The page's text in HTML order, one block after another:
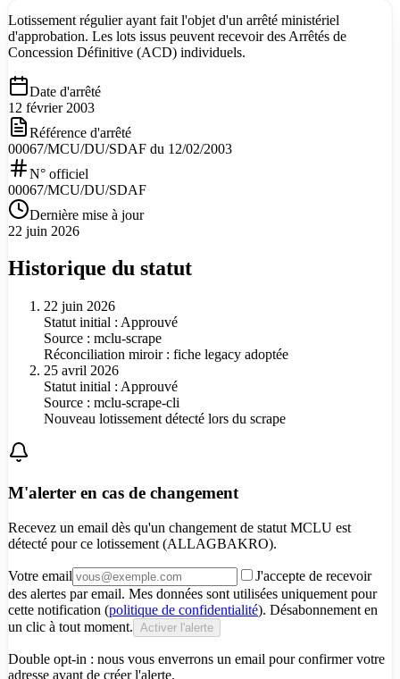
Lotissement régulier ayant fait l'objet d'un arrêté ministériel
d'approbation. Les lots issus peuvent recevoir des Arrêtés de
Concession Définitive (ACD) individuels.
Date d'arrêté
12 février 2003
Référence d'arrêté
00067/MCU/DU/SDAF du 12/02/2003
N° officiel
00067/MCU/DU/SDAF
Dernière mise à jour
22 juin 2026
Historique du statut
22 juin 2026
Statut initial : Approuvé
Source : mclu-scrape
Réconciliation miroir : fiche legacy adoptée
25 avril 2026
Statut initial : Approuvé
Source : mclu-scrape-cli
Nouveau lotissement détecté lors du scrape
M'alerter en cas de changement
Recevez un email dès qu'un changement de statut MCLU est
détecté pource lotissement (ALLAGBAKRO).
Votre email
J'accepte de recevoir
des alertes par email. Mes données sont utilisées uniquement pour
cette notification (politique de confidentialité). Désabonnement en
un clic à tout moment. Activer l'alerte
Double opt-in : nous vous enverrons un email pour confirmer votre
adresse avant de créer l'alerte.